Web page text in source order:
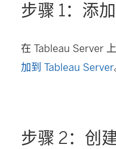
步骤 1：添
在 Tableau Server
加到 Tableau Server
步骤 2：创